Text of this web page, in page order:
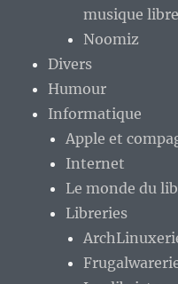
musique libre
Noomiz
Divers
Humour
Informatique
Apple et
Internet
Le monde du
Libreries